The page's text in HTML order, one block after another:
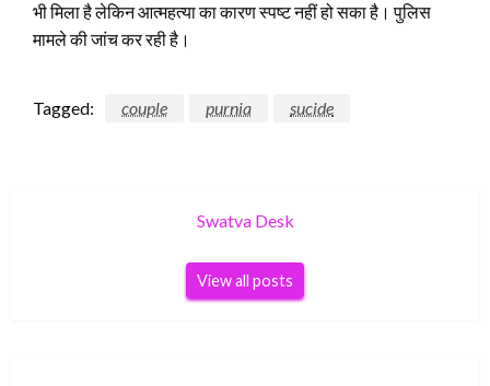
भी मिला है लेकिन आत्‍महत्‍या का कारण स्‍पष्‍ट नहीं हो सका है। पुलिस
मामले की जांच कर रही है।
Tagged: couple purnia sucide
Swatva Desk
View all posts